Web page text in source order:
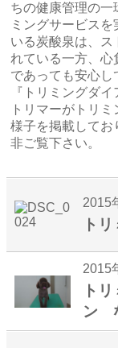
ちの健康管理の一
ミングサービス
いる炭酸泉は、ス
れている一方、心
であっても安心し
『トリミングダ
トリマーがトリ
様子を掲載してお
非ご覧下さい。
2015
ト
2015
ト
ン